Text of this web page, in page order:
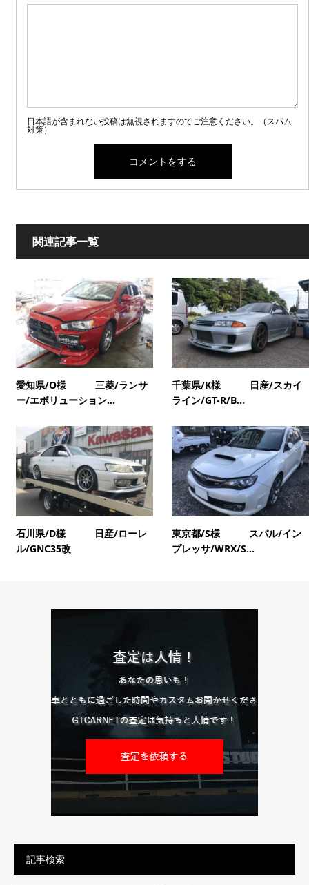
日本語が含まれない投稿は無視されますのでご注意ください。（スパム
対策）
関連記事一覧
愛知県/O様 三菱/ランサ
ー/エボリューション...
千葉県/K様 日産/スカイ
ライン/GT-R/B...
石川県/D様 日産/ローレ
ル/GNC35改
東京都/S様 スバル/イン
プレッサ/WRX/S...
記事検索